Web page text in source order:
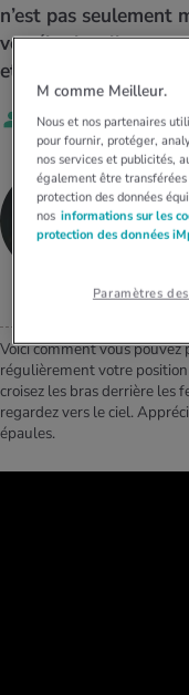
et intolérances
ACTUELS DANS LE
d’hiver
ACTUELS DANS LE
Calculer la
au quotidien
de relaxation
ACTUELS DANS LE
Travail et santé
médical
spécialisée
des femmes
ACTUELS DANS LE
ACTUELS DANS LE
Offres
Tool, test et quiz
n’est pas seulement
vertébrale, elle est
et d’un haut du dos
ParCéline Lang
COACH
Voici comment vous
régulièrement votre position
croisez les bras derrière les
regardez vers le ciel.
épaules.
M comme Meilleur.
Nous et nos partenaires
pour fournir, protéger,
nos services et publicités,
également être
protection des données
nos informations sur les
protection des données
Paramètres